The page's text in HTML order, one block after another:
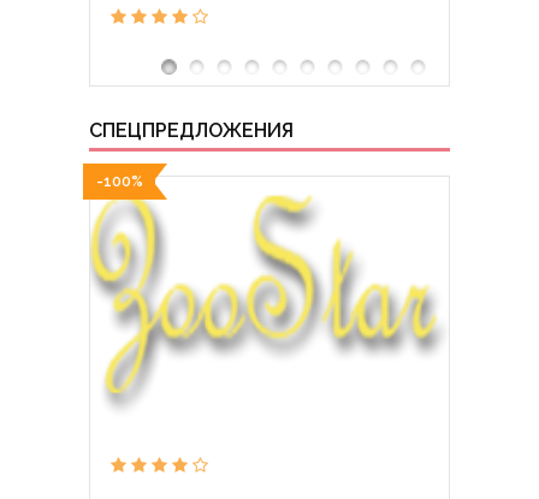
СПЕЦПРЕДЛОЖЕНИЯ
-100%